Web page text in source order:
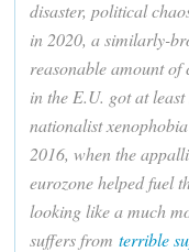
disaster, political
in 2020, a similarly-
reasonable amount
in the E.U. got at
nationalist
2016, when the
eurozone helped fuel
looking like a much
suffers from terrible